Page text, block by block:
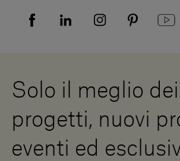
Mappa del sito
Diventa un rivenditore
Press Area
Informativa Privacy fornitori
Solo il meglio
progetti, nuovi
eventi ed